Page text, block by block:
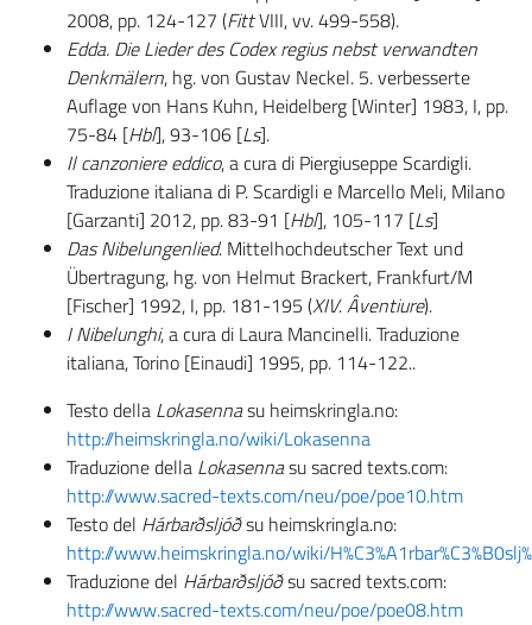
2008, pp. 124-127 (FittVIII, vv. 499-558).
Edda. Die Lieder des Codex regius nebst verwandten
Denkmälern, hg. von Gustav Neckel. 5. verbesserte
Auflage von Hans Kuhn, Heidelberg [Winter] 1983, I, pp.
75-84 [Hbl], 93-106 [Ls].
Il canzoniere eddico, a cura di Piergiuseppe Scardigli.
Traduzione italiana di P. Scardigli e Marcello Meli, Milano
[Garzanti] 2012, pp. 83-91 [Hbl], 105-117 [Ls]
Das Nibelungenlied. Mittelhochdeutscher Text und
Übertragung, hg. von Helmut Brackert, Frankfurt/M
[Fischer] 1992, I, pp. 181-195 (XIV.Âventiure).
I Nibelunghi, a cura di Laura Mancinelli. Traduzione
italiana, Torino [Einaudi] 1995, pp. 114-122..
Testo della Lokasennasu heimskringla.no:
http://heimskringla.no/wiki/Lokasenna
Traduzione della Lokasennasu sacred texts.com:
http://www.sacred-texts.com/neu/poe/poe10.htm
Testo del Hárbarðsljóðsu heimskringla.no:
http://www.heimskringla.no/wiki/
Traduzione del Hárbarðsljóðsu sacred texts.com:
http://www.sacred-texts.com/neu/poe/poe08.htm